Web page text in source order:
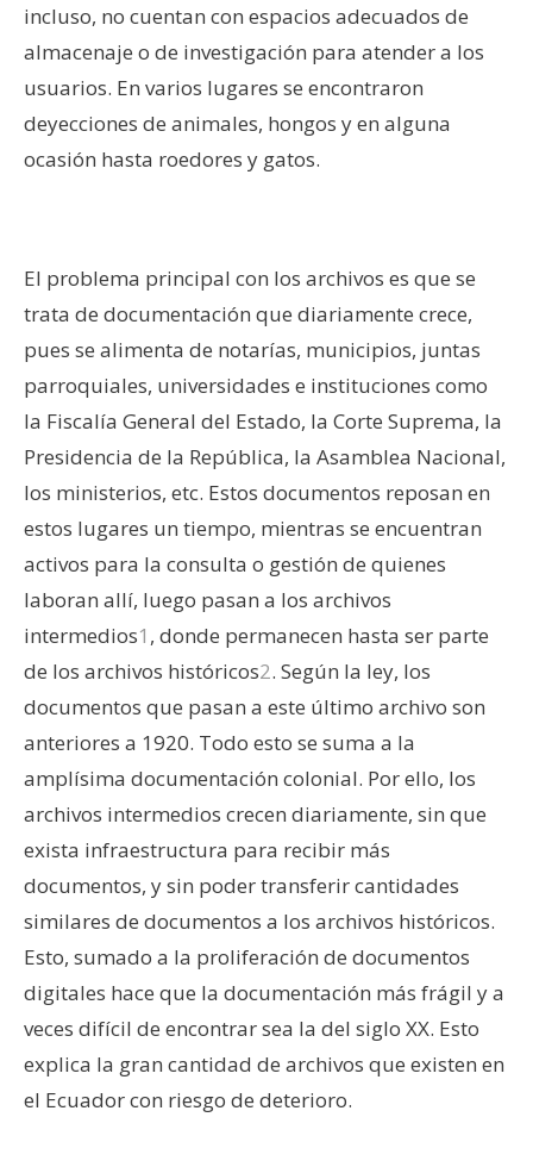
incluso, no cuentan con espacios adecuados de
almacenaje o de investigación para atender a los
usuarios. En varios lugares se encontraron
deyecciones de animales, hongos y en alguna
ocasión hasta roedores y gatos.
El problema principal con los archivos es que se
trata de documentación que diariamente crece,
pues se alimenta de notarías, municipios, juntas
parroquiales, universidades e instituciones como
la Fiscalía General del Estado, la Corte Suprema, la
Presidencia de la República, la Asamblea Nacional,
los ministerios, etc. Estos documentos reposan en
estos lugares un tiempo, mientras se encuentran
activos para la consulta o gestión de quienes
laboran allí, luego pasan a los archivos
intermedios1 , donde permanecen hasta ser parte
de los archivos históricos2. Según la ley, los
documentos que pasan a este último archivo son
anteriores a 1920. Todo esto se suma a la
amplísima documentación colonial. Por ello, los
archivos intermedios crecen diariamente, sin que
exista infraestructura para recibir más
documentos, y sin poder transferir cantidades
similares de documentos a los archivos históricos.
Esto, sumado a la proliferación de documentos
digitales hace que la documentación más frágil y a
veces difícil de encontrar sea la del siglo XX. Esto
explica la gran cantidad de archivos que existen en
el Ecuador con riesgo de deterioro.